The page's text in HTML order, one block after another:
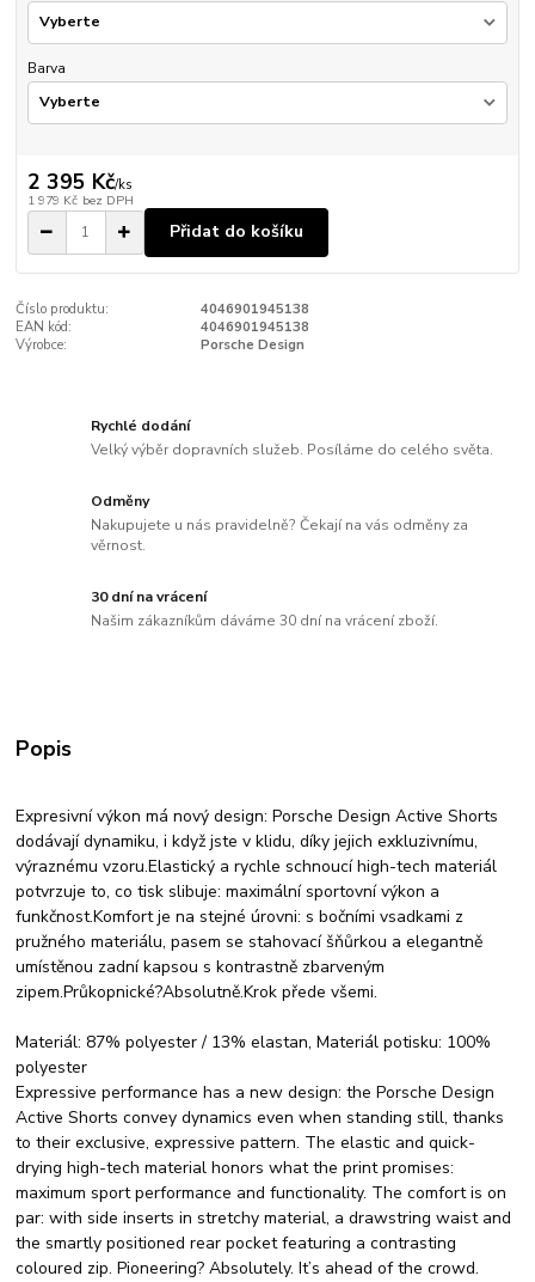
Barva
2 395 Kč/ks
1 979 Kč bez DPH
Přidat do košíku
Číslo produktu:
4046901945138
EAN kód:
4046901945138
Výrobce:
Porsche Design
Rychlé dodání
Velký výběr dopravních služeb. Posíláme do celého světa.
Odměny
Nakupujete u nás pravidelně? Čekají na vás odměny za
věrnost.
30 dní na vrácení
Našim zákazníkům dáváme 30 dní na vrácení zboží.
Popis
Expresivní výkon má nový design: Porsche Design Active Shorts
dodávají dynamiku, i když jste v klidu, díky jejich exkluzivnímu,
výraznému vzoru.Elastický a rychle schnoucí high-tech materiál
potvrzuje to, co tisk slibuje: maximální sportovní výkon a
funkčnost.Komfort je na stejné úrovni: s bočními vsadkami z
pružného materiálu, pasem se stahovací šňůrkou a elegantně
umístěnou zadní kapsou s kontrastně zbarveným
zipem.Průkopnické?Absolutně.Krok přede všemi.
Materiál: 87% polyester / 13% elastan, Materiál potisku: 100%
polyester
Expressive performance has a new design: the Porsche Design
Active Shorts convey dynamics even when standing still, thanks
to their exclusive, expressive pattern. The elastic and quick-
drying high-tech material honors what the print promises:
maximum sport performance and functionality. The comfort is on
par: with side inserts in stretchy material, a drawstring waist and
the smartly positioned rear pocket featuring a contrasting
coloured zip. Pioneering? Absolutely. It’s ahead of the crowd.